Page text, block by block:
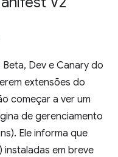
Dev e Canary do
extensões do
começar a ver um
de gerenciamento
Ele informa que
instaladas em breve